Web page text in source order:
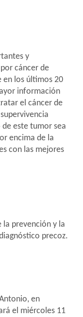
y
cáncer de
los últimos 20
información
el cáncer de
este tumor sea
encima de la
con las mejores
prevención y la
precoz.
en
el miércoles 11